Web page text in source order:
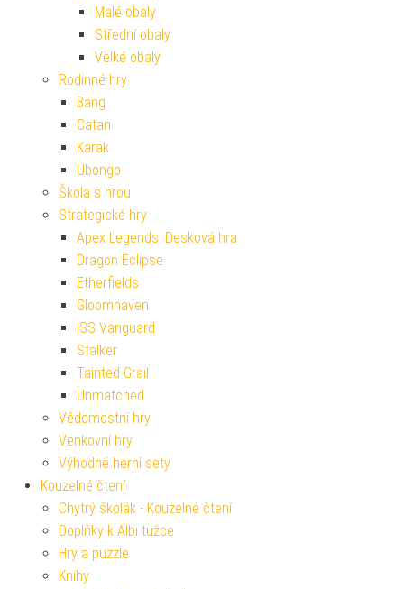
Malé obaly
Střední obaly
Velké obaly
Rodinné hry
Bang
Catan
Karak
Ubongo
Škola s hrou
Strategické hry
Apex Legends: Desková hra
Dragon Eclipse
Etherfields
Gloomhaven
ISS Vanguard
Stalker
Tainted Grail
Unmatched
Vědomostní hry
Venkovní hry
Výhodné herní sety
Kouzelné čtení
Chytrý školák - Kouzelné čtení
Doplňky k Albi tužce
Hry a puzzle
Knihy